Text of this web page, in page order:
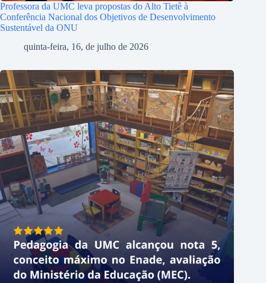
Professora da UMC leva propostas do Alto Tietê à
Conferência Nacional dos Objetivos de Desenvolvimento
Sustentável da ONU
quinta-feira, 16, de julho de 2026